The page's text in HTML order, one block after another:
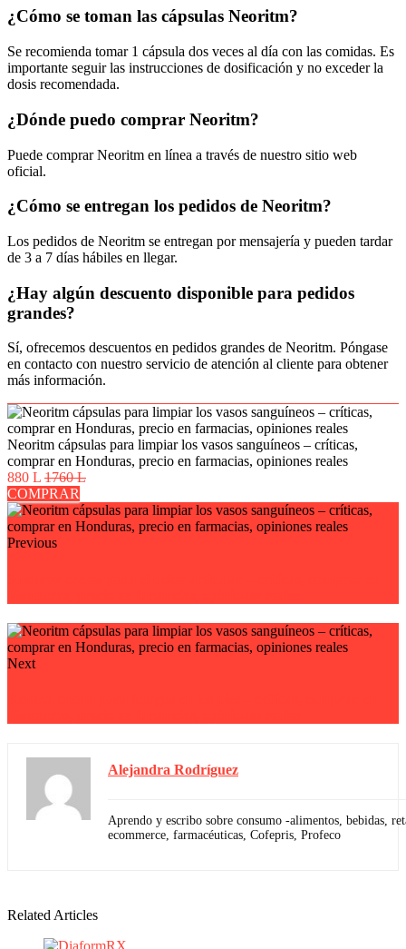
¿Cómo se toman las cápsulas Neoritm?
Se recomienda tomar 1 cápsula dos veces al día con las comidas. Es
importante seguir las instrucciones de dosificación y no exceder la
dosis recomendada.
¿Dónde puedo comprar Neoritm?
Puede comprar Neoritm en línea a través de nuestro sitio web
oficial.
¿Cómo se entregan los pedidos de Neoritm?
Los pedidos de Neoritm se entregan por mensajería y pueden tardar
de 3 a 7 días hábiles en llegar.
¿Hay algún descuento disponible para pedidos
grandes?
Sí, ofrecemos descuentos en pedidos grandes de Neoritm. Póngase
en contacto con nuestro servicio de atención al cliente para obtener
más información.
Neoritm cápsulas para limpiar los vasos sanguíneos – críticas,
comprar en Honduras, precio en farmacias, opiniones reales
880 L 1760 L
COMPRAR
Previous
Next
Alejandra Rodríguez
Aprendo y escribo sobre consumo -alimentos, bebidas,
ecommerce, farmacéuticas, Cofepris, Profeco
Related Articles